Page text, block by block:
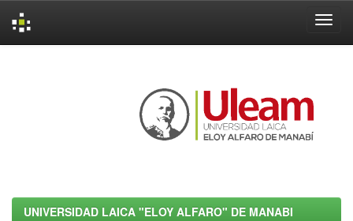
UNIVERSIDAD LAICA "ELOY ALFARO" DE MANABI